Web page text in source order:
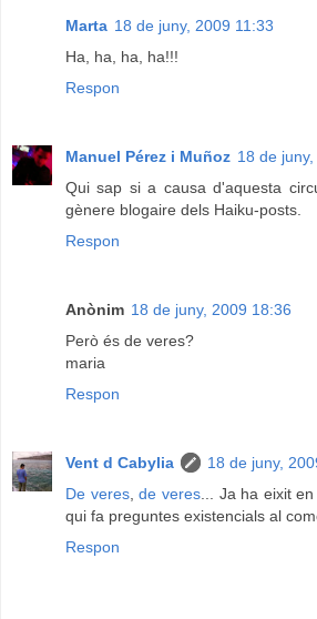
Marta 18 de juny, 2009 11:33
Ha, ha, ha, ha!!!
Respon
Manuel Pérez i Muñoz 18 de
Qui sap si a causa d'aquesta
gènere blogaire dels Haiku-posts.
Respon
Anònim 18 de juny, 2009 18:36
Però és de veres?
maria
Respon
Vent d Cabylia
18 de juny,
De veres,de veres... Ja ha eixit
qui fa preguntes existencials al
Respon